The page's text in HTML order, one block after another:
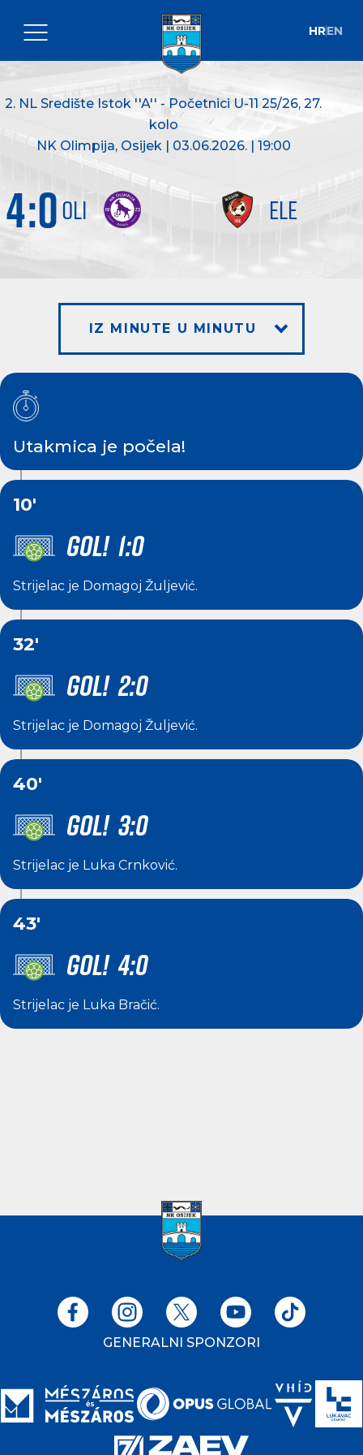
HREN
2. NL Središte Istok ''A'' - Početnici U-11 25/26, 27.
kolo
NK Olimpija, Osijek | 03.06.2026. | 19:00
OLI ELE
4:0
IZ MINUTE U MINUTU
Utakmica je počela!
10'
GOL! 1:0
Strijelac je Domagoj Žuljević.
32'
GOL! 2:0
Strijelac je Domagoj Žuljević.
40'
GOL! 3:0
Strijelac je Luka Crnković.
43'
GOL! 4:0
Strijelac je Luka Bračić.
GENERALNI SPONZORI